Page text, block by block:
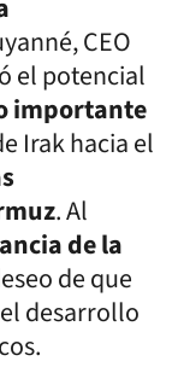
CEO
el potencial
importante
Irak hacia el
. Al
de la
de que
desarrollo